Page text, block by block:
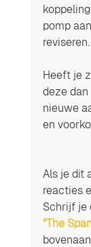
pomp
reviseren.
Heeft je
deze dan
nieuwe
en
Als je dit
reacties
Schrijf je
"The